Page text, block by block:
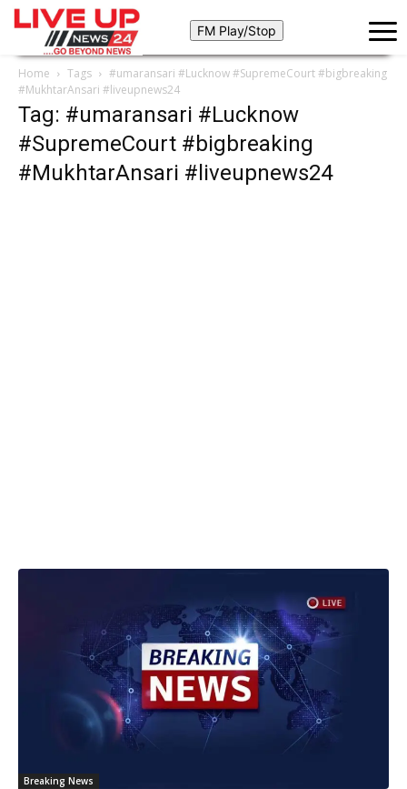
Home Tags
#umaransari #Lucknow #SupremeCourt #bigbreaking
#MukhtarAnsari #liveupnews24
Tag: #umaransari #Lucknow
#SupremeCourt #bigbreaking
#MukhtarAnsari #liveupnews24
Breaking News